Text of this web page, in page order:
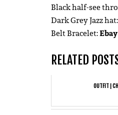
Black half-see
Dark Grey Jazz hat:
Belt Bracelet:Ebay
RELATED
OUTFIT |